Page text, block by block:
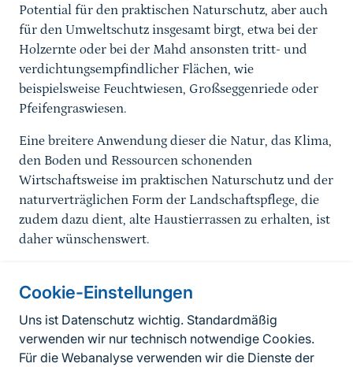
Cookie-Einstellungen
Uns ist Datenschutz wichtig. Standardmäßig
verwenden wir nur technisch notwendige Cookies.
Für die Webanalyse verwenden wir die Dienste der
Potential für den praktischen Naturschutz, aber auch
für den Umweltschutz insgesamt birgt, etwa bei der
Holzernte oder bei der Mahd ansonsten tritt- und
verdichtungsempfindlicher Flächen, wie
beispielsweise Feuchtwiesen, Großseggenriede oder
Pfeifengraswiesen.
Eine breitere Anwendung dieser die Natur, das Klima,
den Boden und Ressourcen schonenden
Wirtschaftsweise im praktischen Naturschutz und der
naturverträglichen Form der Landschaftspflege, die
zudem dazu dient, alte Haustierrassen zu erhalten, ist
daher wünschenswert.
Informationen zur Seite
FußzeileKontakt zum BfN